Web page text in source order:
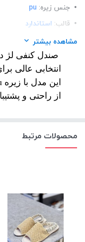
جنس زیره: pu
قالب: استاندارد
کاربرد: استفاده ی روزمره
نحوه بسته شدن:چسبی
مشاهده بیشتر
صندل کنفی لژ
انتخابی عالی
از راحتی و
محصولات مرتبط